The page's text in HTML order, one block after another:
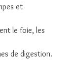
et
le foie, les
de digestion.